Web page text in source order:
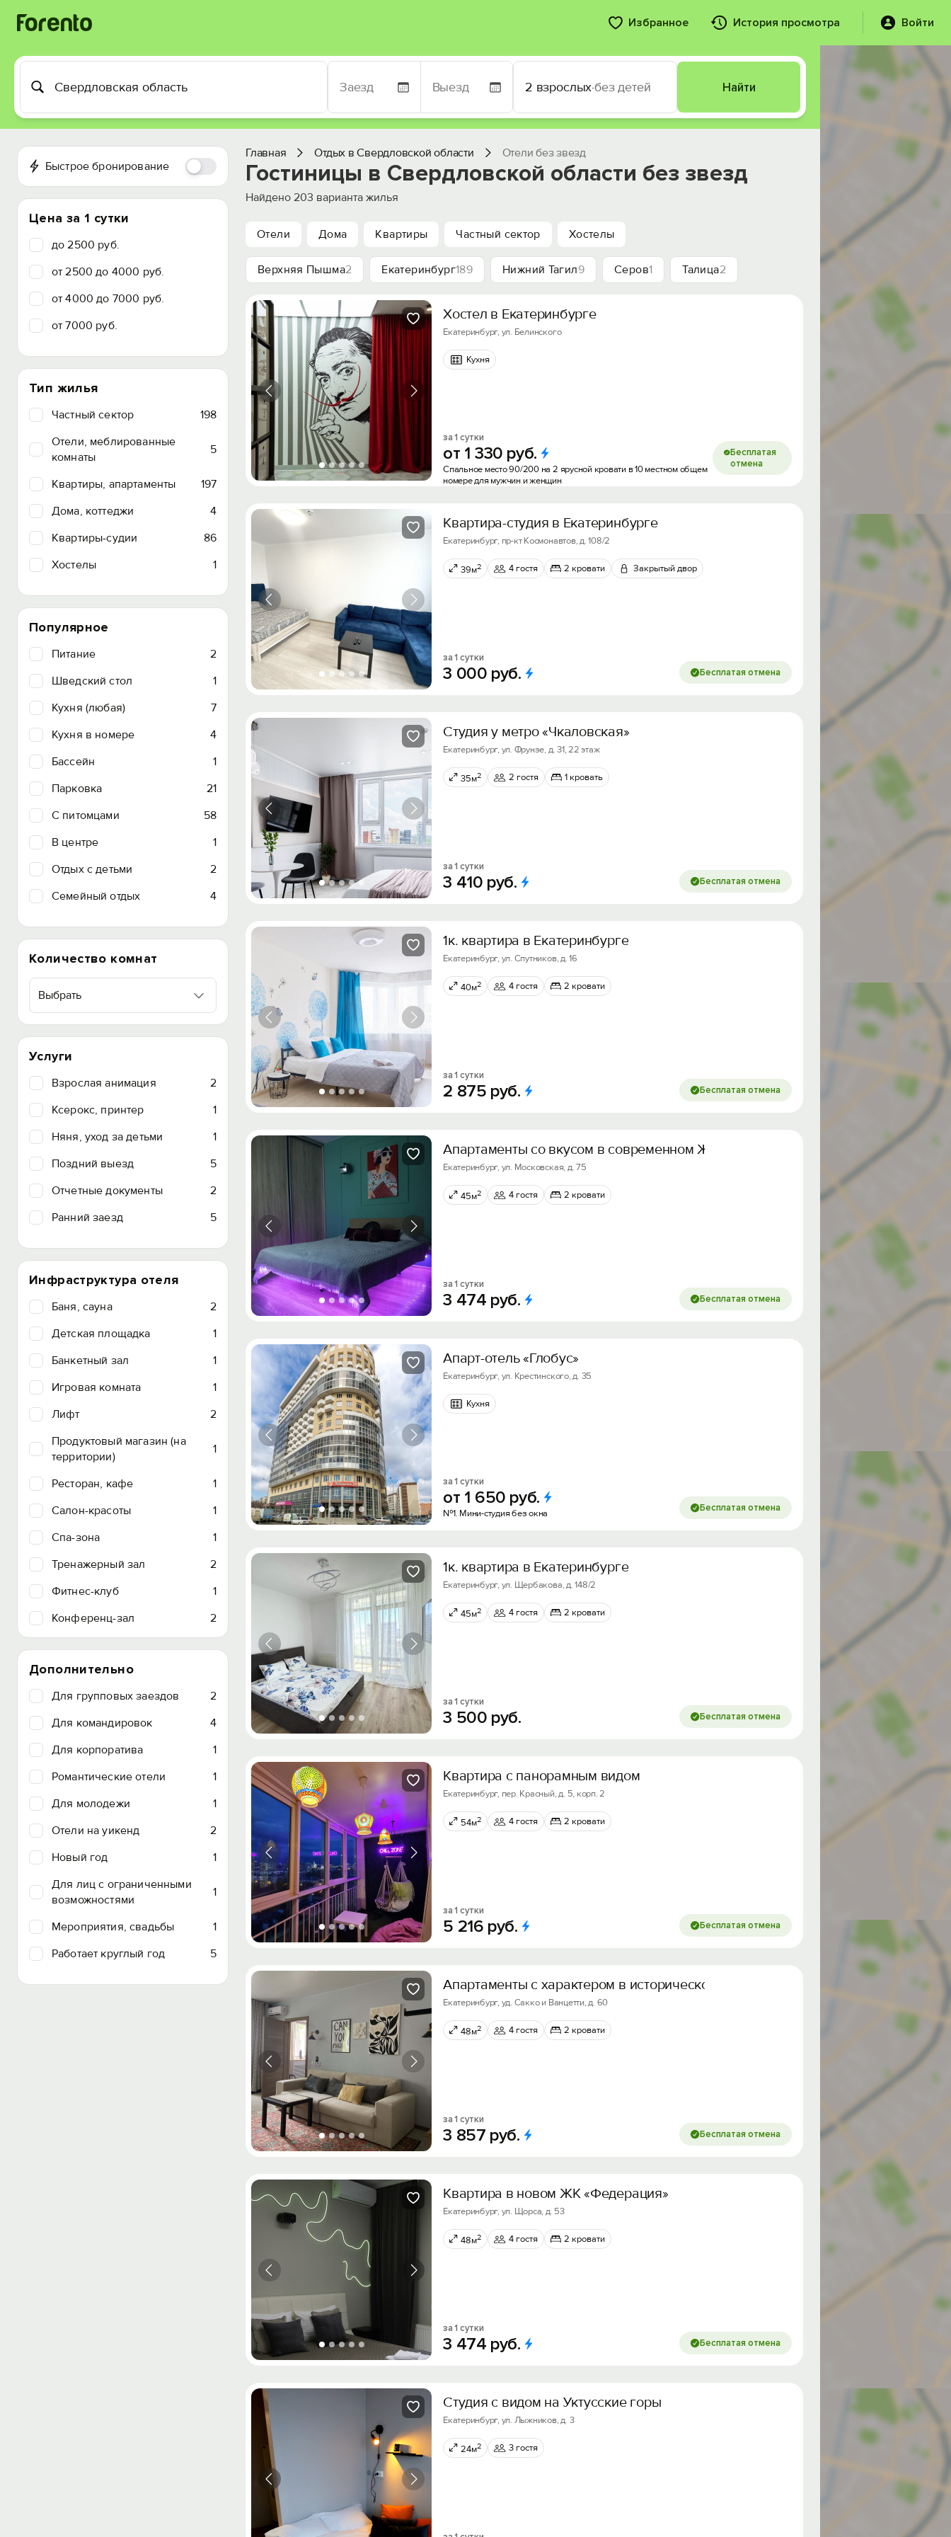
Избранное История просмотра Войти
2 взрослых·без детей Найти
Быстрое бронирование
Цена за 1 сутки
до 2500 руб.
от 2500 до 4000 руб.
от 4000 до 7000 руб.
от 7000 руб.
Тип жилья
Частный сектор
198
Отели, меблированные
комнаты
5
Квартиры, апартаменты
197
Дома, коттеджи
4
Квартиры-судии
86
Хостелы
1
Популярное
Питание
2
Шведский стол
1
Кухня (любая)
7
Кухня в номере
4
Бассейн
1
Парковка
21
C питомцами
58
В центре
1
Отдых с детьми
2
Семейный отдых
4
Количество комнат
Выбрать
Услуги
Взрослая анимация
2
Ксерокс, принтер
1
Няня, уход за детьми
1
Поздний выезд
5
Отчетные документы
2
Ранний заезд
5
Инфраструктура отеля
Баня, сауна
2
Детская площадка
1
Банкетный зал
1
Игровая комната
1
Лифт
2
Продуктовый магазин (на
территории)
1
Ресторан, кафе
1
Салон-красоты
1
Спа-зона
1
Тренажерный зал
2
Фитнес-клуб
1
Конференц-зал
2
Дополнительно
Для групповых заездов
2
Для командировок
4
Для корпоратива
1
Романтические отели
1
Для молодежи
1
Отели на уикенд
2
Новый год
1
Для лиц с ограниченными
возможностями
1
Мероприятия, свадьбы
1
Работает круглый год
5
Главная Отдых в Свердловской области Отели без звезд
Гостиницы в Свердловской области без звезд
Найдено 203 варианта жилья
Отели Дома Квартиры Частный сектор Хостелы
Верхняя Пышма2 Екатеринбург189 Нижний Тагил9 Серов1 Талица2
Хостел в Екатеринбурге
Екатеринбург, ул. Белинского
Кухня
за 1 сутки
от 1 330 руб.
Спальное место 90/200 на 2 ярусной кровати в 10 местном общем
номере для мужчин и женщин
Бесплатая
отмена
Квартира-студия в Екатеринбурге
Екатеринбург, пр-кт Космонавтов, д. 108/2
39м2 4 гостя 2 кровати Закрытый двор
за 1 сутки
3 000 руб. Бесплатая отмена
Студия у метро «Чкаловская»
Екатеринбург, ул. Фрунзе, д. 31, 22 этаж
35м2 2 гостя 1 кровать
за 1 сутки
3 410 руб. Бесплатая отмена
1к. квартира в Екатеринбурге
Екатеринбург, ул. Спутников, д. 16
40м2 4 гостя 2 кровати
за 1 сутки
2 875 руб. Бесплатая отмена
Апартаменты со вкусом в современном ЖК
Екатеринбург, ул. Московская, д. 75
45м2 4 гостя 2 кровати
за 1 сутки
3 474 руб. Бесплатая отмена
Апарт-отель «Глобус»
Екатеринбург, ул. Крестинского, д. 35
Кухня
за 1 сутки
от 1 650 руб.
№1. Мини-студия без окна Бесплатая отмена
1к. квартира в Екатеринбурге
Екатеринбург, ул. Щербакова, д. 148/2
45м2 4 гостя 2 кровати
за 1 сутки
3 500 руб. Бесплатая отмена
Квартира c панорамным видом
Екатеринбург, пер. Красный, д. 5, корп. 2
54м2 4 гостя 2 кровати
за 1 сутки
5 216 руб. Бесплатая отмена
Апартаменты с характером в историческом центре
Екатеринбург, уд. Сакко и Ванцетти, д. 60
48м2 4 гостя 2 кровати
за 1 сутки
3 857 руб. Бесплатая отмена
Квартира в новом ЖК «Федерация»
Екатеринбург, ул. Щорса, д. 53
48м2 4 гостя 2 кровати
за 1 сутки
3 474 руб. Бесплатая отмена
Студия с видом на Уктусские горы
Екатеринбург, ул. Лыжников, д. 3
24м2 3 гостя